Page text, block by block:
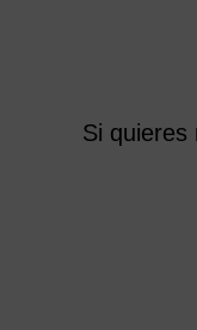
Si quieres